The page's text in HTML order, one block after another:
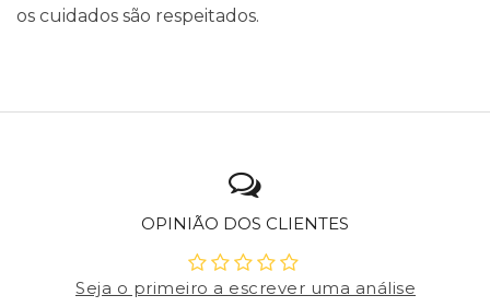
os cuidados são respeitados.
OPINIÃO DOS CLIENTES
Seja o primeiro a escrever uma análise